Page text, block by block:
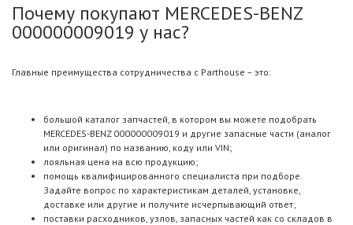
Почему покупают MERCEDES-BENZ
000000009019 у нас?
Главные преимущества сотрудничества с Parthouse – это:
большой каталог запчастей, в котором вы можете подобрать
MERCEDES-BENZ 000000009019 и другие запасные части (аналог
или оригинал) по названию, коду или VIN;
лояльная цена на всю продукцию;
помощь квалифицированного специалиста при подборе.
Задайте вопрос по характеристикам деталей, установке,
доставке или другие и получите исчерпывающий ответ;
поставки расходников, узлов, запасных частей как со складов в